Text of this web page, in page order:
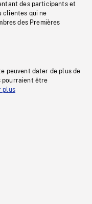
des participants et
clientes qui ne
des Premières
peuvent dater de plus de
pourraient être
plus